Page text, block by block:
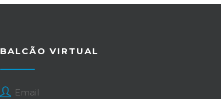
BALCÃO VIRTUAL